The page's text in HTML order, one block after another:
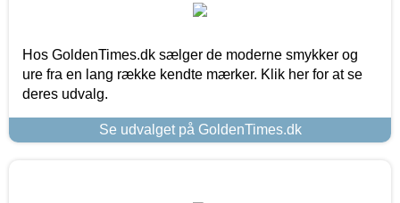
Hos GoldenTimes.dk sælger de moderne smykker og
ure fra en lang række kendte mærker. Klik her for at se
deres udvalg.
Se udvalget på GoldenTimes.dk